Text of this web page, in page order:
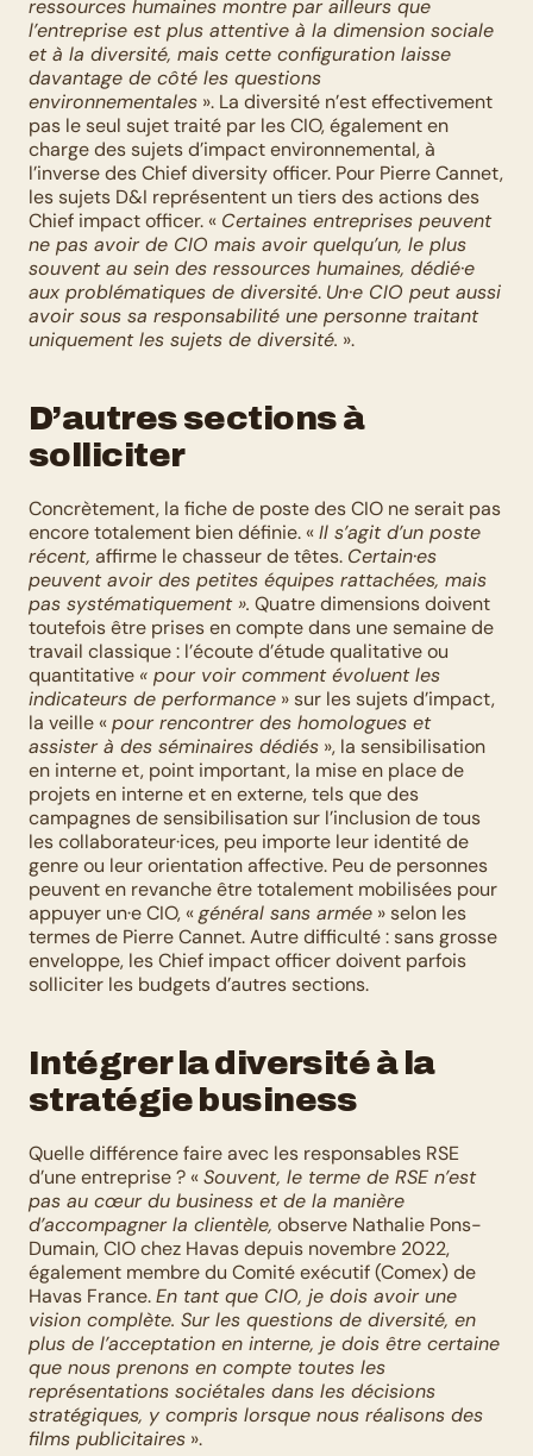
ressources humaines montre par ailleurs que
l’entreprise est plus attentive à la dimension sociale
et à la diversité, mais cette configuration laisse
davantage de côté les questions
environnementales ». La diversité n’est effectivement
pas le seul sujet traité par les CIO, également en
charge des sujets d’impact environnemental, à
l’inverse des Chief diversity officer. Pour Pierre Cannet,
les sujets D&I représentent un tiers des actions des
Chief impact officer. « Certaines entreprises peuvent
ne pas avoir de CIO mais avoir quelqu’un, le plus
souvent au sein des ressources humaines, dédié·e
aux problématiques de diversité. Un·e CIO peut aussi
avoir sous sa responsabilité une personne traitant
uniquement les sujets de diversité. ».
D’autres sections à
solliciter
Concrètement, la fiche de poste des CIO ne serait pas
encore totalement bien définie. « Il s’agit d’un poste
récent, affirme le chasseur de têtes. Certain·es
peuvent avoir des petites équipes rattachées, mais
pas systématiquement ». Quatre dimensions doivent
toutefois être prises en compte dans une semaine de
travail classique : l’écoute d’étude qualitative ou
quantitative « pour voir comment évoluent les
indicateurs de performance » sur les sujets d’impact,
la veille « pour rencontrer des homologues et
assister à des séminaires dédiés », la sensibilisation
en interne et, point important, la mise en place de
projets en interne et en externe, tels que des
campagnes de sensibilisation sur l’inclusion de tous
les collaborateur·ices, peu importe leur identité de
genre ou leur orientation affective. Peu de personnes
peuvent en revanche être totalement mobilisées pour
appuyer un·e CIO, « général sans armée » selon les
termes de Pierre Cannet. Autre difficulté : sans grosse
enveloppe, les Chief impact officer doivent parfois
solliciter les budgets d’autres sections.
Intégrer la diversité à la
stratégie business
Quelle différence faire avec les responsables RSE
d’une entreprise ? « Souvent, le terme de RSE n’est
pas au cœur du business et de la manière
d’accompagner la clientèle, observe Nathalie Pons-
Dumain, CIO chez Havas depuis novembre 2022,
également membre du Comité exécutif (Comex) de
Havas France. En tant que CIO, je dois avoir une
vision complète. Sur les questions de diversité, en
plus de l’acceptation en interne, je dois être certaine
que nous prenons en compte toutes les
représentations sociétales dans les décisions
stratégiques, y compris lorsque nous réalisons des
films publicitaires ».